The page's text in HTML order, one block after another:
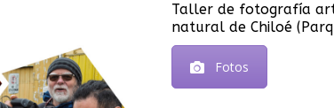
Taller de fotografía
natural de Chiloé
Fotos